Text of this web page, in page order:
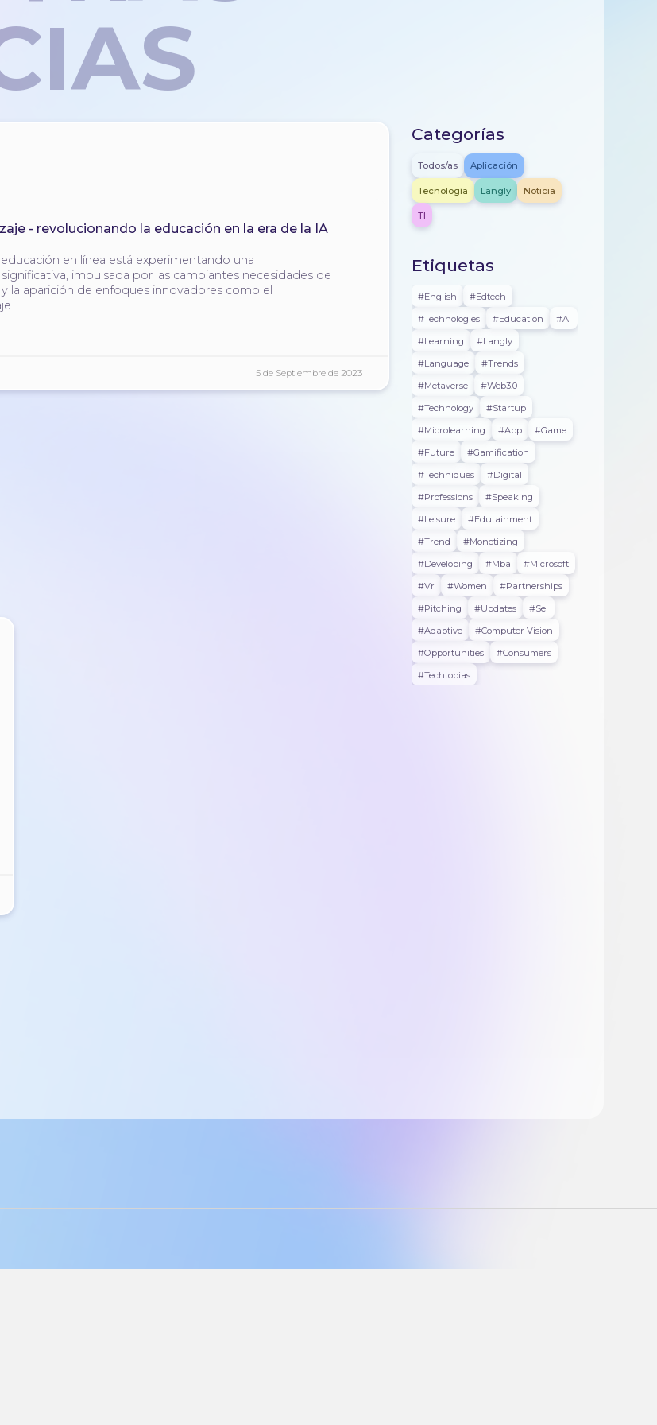
- revolucionando la educación en la era de la IA
en línea está experimentando una
impulsada por las cambiantes necesidades de
la aparición de enfoques innovadores como el
5 de Septiembre de 2023
Categorías
Todos/as Aplicación
Tecnología Langly Noticia
TI
Etiquetas
#english
#edtech
#technologies
#education
#AI
#learning
#langly
#language
#trends
#metaverse
#web3.0
#technology
#startup
#microlearning
#app
#game
#future
#gamification
#techniques
#digital
#professions
#speaking
#leisure
#edutainment
#trend
#monetizing
#developing
#mba
#microsoft
#vr
#women
#partnerships
#pitching
#updates
#sel
#adaptive
#Computer Vision
#opportunities
#consumers
#techtopias